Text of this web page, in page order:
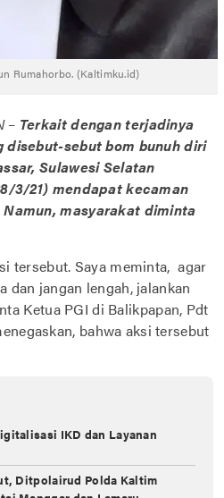
Rumahorbo. (Kaltimku.id)
– Terkait dengan terjadinya
disebut-sebut bom bunuh diri
Sulawesi Selatan
3/21) mendapat kecaman
masyarakat diminta
tersebut. Saya meminta, agar
dan jangan lengah, jalankan
Ketua PGI di Balikpapan, Pdt
bahwa aksi tersebut
IKD dan Layanan
Ditpolairud Polda Kaltim